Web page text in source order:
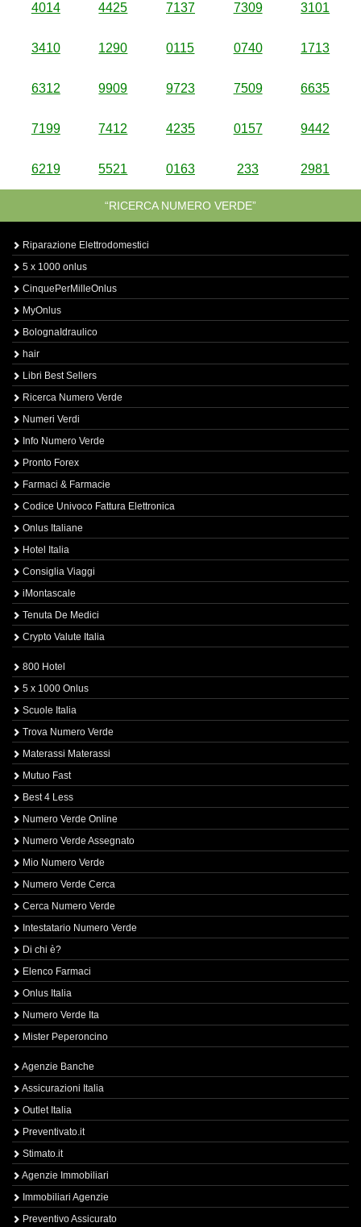
4014 4425 7137 7309 3101
3410 1290 0115 0740 1713
6312 9909 9723 7509 6635
7199 7412 4235 0157 9442
6219 5521 0163 233 2981
“RICERCA NUMERO VERDE”
Riparazione Elettrodomestici
5 x 1000 onlus
CinquePerMilleOnlus
MyOnlus
BolognaIdraulico
hair
Libri Best Sellers
Ricerca Numero Verde
Numeri Verdi
Info Numero Verde
Pronto Forex
Farmaci & Farmacie
Codice Univoco Fattura Elettronica
Onlus Italiane
Hotel Italia
Consiglia Viaggi
iMontascale
Tenuta De Medici
Crypto Valute Italia
800 Hotel
5 x 1000 Onlus
Scuole Italia
Trova Numero Verde
Materassi Materassi
Mutuo Fast
Best 4 Less
Numero Verde Online
Numero Verde Assegnato
Mio Numero Verde
Numero Verde Cerca
Cerca Numero Verde
Intestatario Numero Verde
Di chi è?
Elenco Farmaci
Onlus Italia
Numero Verde Ita
Mister Peperoncino
Agenzie Banche
Assicurazioni Italia
Outlet Italia
Preventivato.it
Stimato.it
Agenzie Immobiliari
Immobiliari Agenzie
Preventivo Assicurato